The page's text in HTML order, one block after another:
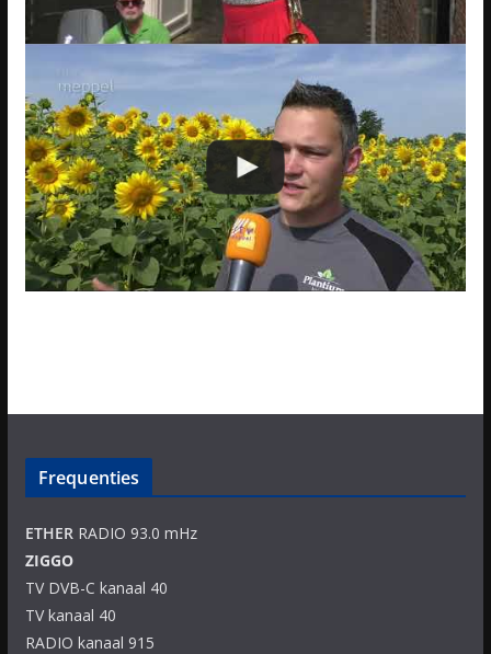
Frequenties
ETHERRADIO 93.0 mHz
ZIGGO
TV DVB-C kanaal 40
TV kanaal 40
RADIO kanaal 915